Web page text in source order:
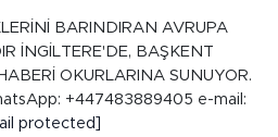
BARINDIRAN AVRUPA
İNGİLTERE'DE, BAŞKENT
OKURLARINA SUNUYOR.
+447483889405 e-mail:
protected]